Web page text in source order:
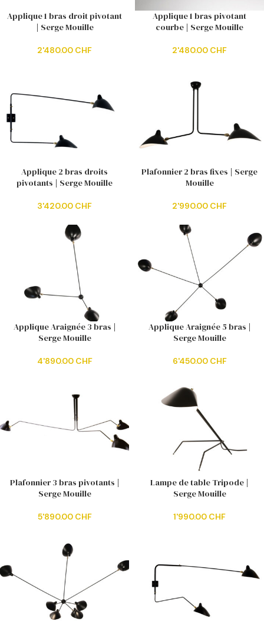
Applique 1 bras droit pivotant
| Serge Mouille
2'480.00 CHF
Applique 1 bras pivotant
courbe | Serge Mouille
2'480.00 CHF
Applique 2 bras droits
pivotants | Serge Mouille
3'420.00 CHF
Plafonnier 2 bras fixes | Serge
Mouille
2'990.00 CHF
Applique Araignée 3 bras |
Serge Mouille
4'890.00 CHF
Applique Araignée 5 bras |
Serge Mouille
6'450.00 CHF
Plafonnier 3 bras pivotants |
Serge Mouille
5'890.00 CHF
Lampe de table Tripode |
Serge Mouille
1'990.00 CHF